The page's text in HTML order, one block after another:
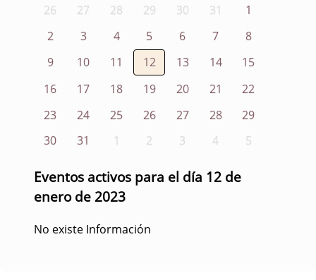
26 27 28 29 30 31
1
2
3 4 5 6 7
8
9
10 11 12 13 14
15
16
17 18 19 20 21
22
23
24 25 26 27 28
29
30
31 1 2 3 4 5
Eventos activos para el día 12 de
enero de 2023
No existe Información